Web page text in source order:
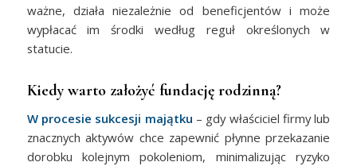
ważne, działa niezależnie od beneficjentów i może
wypłacać im środki według reguł określonych w
statucie.
Kiedy warto założyć fundację rodzinną?
W procesie sukcesji majątku – gdy właściciel firmy lub
znacznych aktywów chce zapewnić płynne przekazanie
dorobku kolejnym pokoleniom, minimalizując ryzyko